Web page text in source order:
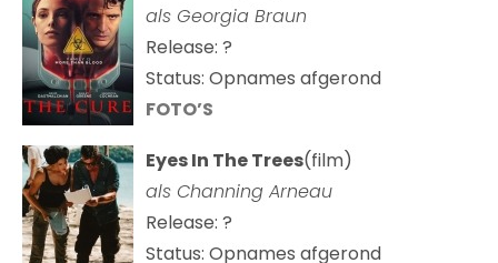
als Georgia Braun
Release: ?
Status: Opnames afgerond
FOTO’S
Eyes In The Trees(film)
als Channing Arneau
Release: ?
Status: Opnames afgerond